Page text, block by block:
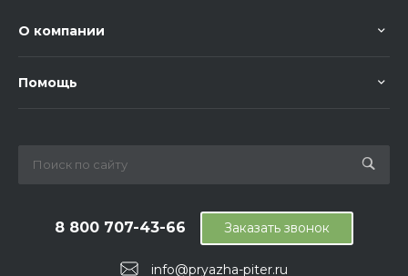
О компании
Помощь
info@pryazha-piter.ru
8 800 707-43-66 Заказать звонок